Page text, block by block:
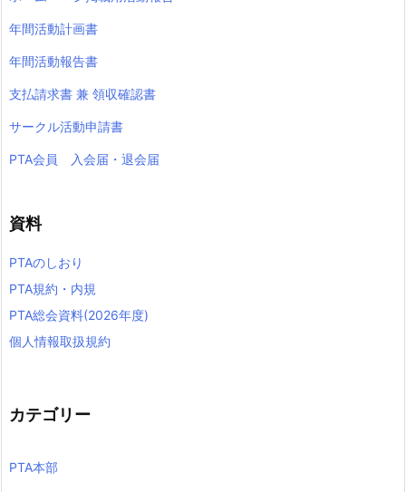
年間活動計画書
年間活動報告書
支払請求書 兼 領収確認書
サークル活動申請書
PTA会員 入会届・退会届
資料
PTAのしおり
PTA規約・内規
PTA総会資料(2026年度)
個人情報取扱規約
カテゴリー
PTA本部